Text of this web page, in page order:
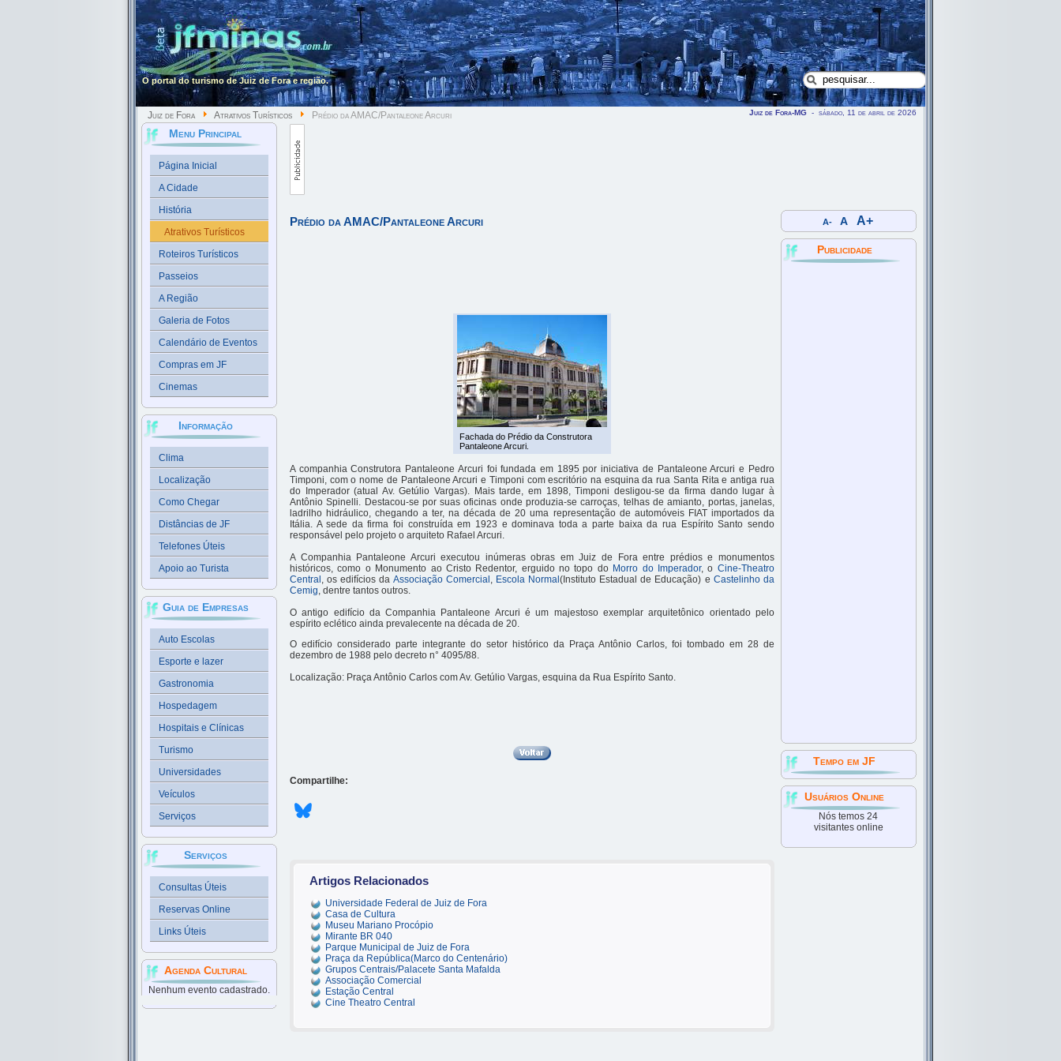
O portal do turismo de Juiz de Fora e região.
Juiz de Fora Atrativos Turísticos Prédio da AMAC/Pantaleone Arcuri Juiz de Fora-MG - sábado, 11 de abril de 2026
Menu Principal
Página Inicial
A Cidade
História
Atrativos Turísticos
Roteiros Turísticos
Passeios
A Região
Galeria de Fotos
Calendário de Eventos
Compras em JF
Cinemas
Informação
Clima
Localização
Como Chegar
Distâncias de JF
Telefones Úteis
Apoio ao Turista
Guia de Empresas
Auto Escolas
Esporte e lazer
Gastronomia
Hospedagem
Hospitais e Clínicas
Turismo
Universidades
Veículos
Serviços
Serviços
Consultas Úteis
Reservas Online
Links Úteis
Agenda Cultural
Nenhum evento cadastrado.
Prédio da AMAC/Pantaleone Arcuri
Fachada do Prédio da Construtora
Pantaleone Arcuri.
A companhia Construtora Pantaleone Arcuri foi fundada em 1895 por iniciativa de Pantaleone Arcuri e Pedro
Timponi, com o nome de Pantaleone Arcuri e Timponi com escritório na esquina da rua Santa Rita e antiga rua
do Imperador (atual Av. Getúlio Vargas). Mais tarde, em 1898, Timponi desligou-se da firma dando lugar à
Antônio Spinelli. Destacou-se por suas oficinas onde produzia-se carroças, telhas de amianto, portas, janelas,
ladrilho hidráulico, chegando a ter, na década de 20 uma representação de automóveis FIAT importados da
Itália. A sede da firma foi construída em 1923 e dominava toda a parte baixa da rua Espírito Santo sendo
responsável pelo projeto o arquiteto Rafael Arcuri.
A Companhia Pantaleone Arcuri executou inúmeras obras em Juiz de Fora entre prédios e monumentos
históricos, como o Monumento ao Cristo Redentor, erguido no topo do Morro do Imperador, o Cine-Theatro
Central , os edifícios da Associação Comercial , Escola Normal (Instituto Estadual de Educação) e Castelinho da
Cemig, dentre tantos outros.
O antigo edifício da Companhia Pantaleone Arcuri é um majestoso exemplar arquitetônico orientado pelo
espírito eclético ainda prevalecente na década de 20.
O edifício considerado parte integrante do setor histórico da Praça Antônio Carlos, foi tombado em 28 de
dezembro de 1988 pelo decreto n° 4095/88.
Localização: Praça Antônio Carlos com Av. Getúlio Vargas, esquina da Rua Espírito Santo.
Compartilhe:
Artigos Relacionados
Universidade Federal de Juiz de Fora
Casa de Cultura
Museu Mariano Procópio
Mirante BR 040
Parque Municipal de Juiz de Fora
Praça da República(Marco do Centenário)
Grupos Centrais/Palacete Santa Mafalda
Associação Comercial
Estação Central
Cine Theatro Central
A- A A+
Publicidade
Tempo em JF
Usuários Online
Nós temos 24
visitantes online